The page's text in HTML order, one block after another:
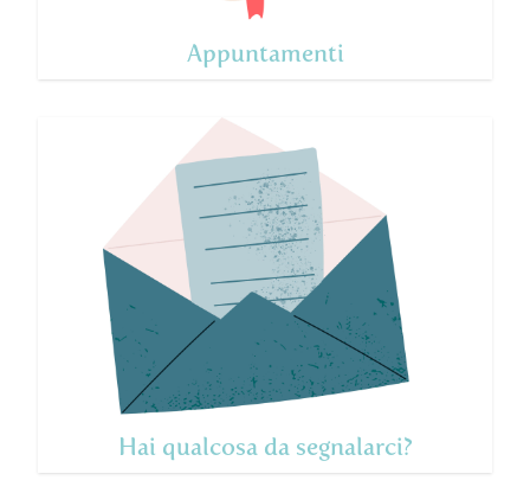
Appuntamenti
Hai qualcosa da segnalarci?